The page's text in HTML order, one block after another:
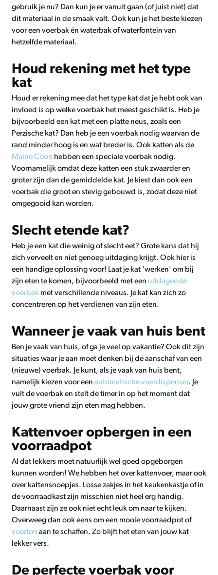
gebruik je nu? Dan kun je er vanuit gaan (of juist niet) dat
dit materiaal in de smaak valt. Ook kun je het beste kiezen
voor een voerbak én waterbak of waterfontein van
hetzelfde materiaal.
Houd rekening met het type
kat
Houd er rekening mee dat het type kat dat je hebt ook van
invloed is op welke voerbak het meest geschikt is. Heb je
bijvoorbeeld een kat met een platte neus, zoals een
Perzische kat? Dan heb je een voerbak nodig waarvan de
rand minder hoog is en wat breder is. Ook katten als de
Maine Coon hebben een speciale voerbak nodig.
Voornamelijk omdat deze katten een stuk zwaarder en
groter zijn dan de gemiddelde kat. Je kiest dan ook een
voerbak die groot en stevig gebouwd is, zodat deze niet
omgegooid kan worden.
Slecht etende kat?
Heb je een kat die weinig of slecht eet? Grote kans dat hij
zich verveelt en niet genoeg uitdaging krijgt. Ook hier is
een handige oplossing voor! Laat je kat 'werken' om bij
zijn eten te komen, bijvoorbeeld met een uitdagende
voerbak met verschillende niveaus. Je kat kan zich zo
concentreren op het verdienen van zijn eten.
Wanneer je vaak van huis bent
Ben je vaak van huis, of ga je veel op vakantie? Ook dit zijn
situaties waar je aan moet denken bij de aanschaf van een
(nieuwe) voerbak. Je kunt, als je vaak van huis bent,
namelijk kiezen voor een automatische voerdispenser. Je
vult de voerbak en stelt de timer in op het moment dat
jouw grote vriend zijn eten mag hebben.
Kattenvoer opbergen in een
voorraadpot
Al dat lekkers moet natuurlijk wel goed opgeborgen
kunnen worden! We hebben het over kattenvoer, maar ook
over kattensnoepjes. Losse zakjes in het keukenkastje of in
de voorraadkast zijn misschien niet heel erg handig.
Daarnaast zijn ze ook niet echt leuk om naar te kijken.
Overweeg dan ook eens om een mooie voorraadpot of
voerton aan te schaffen. Zo blijft het eten van jouw kat
lekker vers.
De perfecte voerbak voor